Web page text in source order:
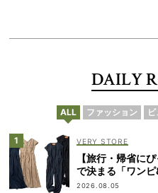
DAILY
ALL ファッション
VERY STORE
【旅行・帰省に
で決まる「ワン
2026.08.05